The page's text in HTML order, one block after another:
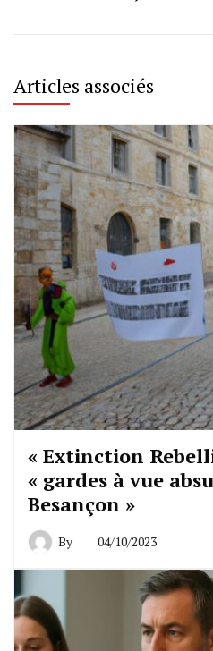
Articles associés
« Extinction
« gardes à vue
Besançon »
By 04/10/2023